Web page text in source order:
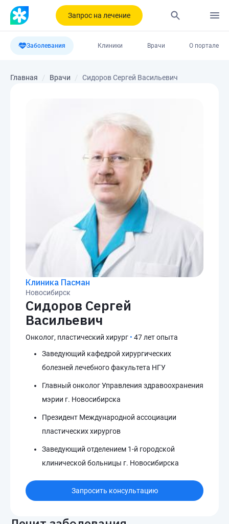
Запрос на лечение
Заболевания Клиники Врачи О портале
Главная Врачи Сидоров Сергей Васильевич
Клиника Пасман
Новосибирск
Сидоров Сергей
Васильевич
Онколог, пластический хирург • 47 лет опыта
Заведующий кафедрой хирургических
болезней лечебного факультета НГУ
Главный онколог Управления здравоохранения
мэрии г. Новосибирска
Президент Международной ассоциации
пластических хирургов
Заведующий отделением 1-й городской
клинической больницы г. Новосибирска
Запросить консультацию